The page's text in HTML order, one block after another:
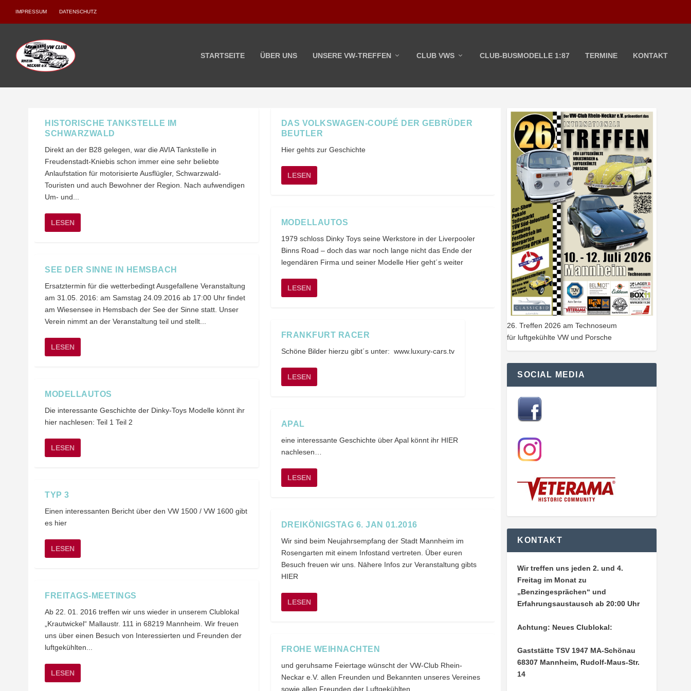
IMPRESSUM DATENSCHUTZ
STARTSEITE ÜBER UNS UNSERE VW-TREFFEN CLUB VWS CLUB-BUSMODELLE 1:87 TERMINE KONTAKT
HISTORISCHE TANKSTELLE IM
SCHWARZWALD
Direkt an der B28 gelegen, war die AVIA Tankstelle in
Freudenstadt-Kniebis schon immer eine sehr beliebte
Anlaufstation für motorisierte Ausflügler, Schwarzwald-
Touristen und auch Bewohner der Region. Nach aufwendigen
Um- und...
LESEN
SEE DER SINNE IN HEMSBACH
Ersatztermin für die wetterbedingt Ausgefallene Veranstaltung
am 31.05. 2016: am Samstag 24.09.2016 ab 17:00 Uhr findet
am Wiesensee in Hemsbach der See der Sinne statt. Unser
Verein nimmt an der Veranstaltung teil und stellt...
LESEN
MODELLAUTOS
Die interessante Geschichte der Dinky-Toys Modelle könnt ihr
hier nachlesen: Teil 1 Teil 2
LESEN
TYP 3
Einen interessanten Bericht über den VW 1500 / VW 1600 gibt
es hier
LESEN
FREITAGS-MEETINGS
Ab 22. 01. 2016 treffen wir uns wieder in unserem Clublokal
„Krautwickel“ Mallaustr. 111 in 68219 Mannheim. Wir freuen
uns über einen Besuch von Interessierten und Freunden der
luftgekühlten...
LESEN
DAS VOLKSWAGEN-COUPÉ DER GEBRÜDER
BEUTLER
Hier gehts zur Geschichte
LESEN
MODELLAUTOS
1979 schloss Dinky Toys seine Werkstore in der Liverpooler
Binns Road – doch das war noch lange nicht das Ende der
legendären Firma und seiner Modelle Hier geht´s weiter
LESEN
FRANKFURT RACER
Schöne Bilder hierzu gibt´s unter: www.luxury-cars.tv
LESEN
APAL
eine interessante Geschichte über Apal könnt ihr HIER
nachlesen…
LESEN
DREIKÖNIGSTAG 6. JAN 01.2016
Wir sind beim Neujahrsempfang der Stadt Mannheim im
Rosengarten mit einem Infostand vertreten. Über euren
Besuch freuen wir uns. Nähere Infos zur Veranstaltung gibts
HIER
LESEN
FROHE WEIHNACHTEN
und geruhsame Feiertage wünscht der VW-Club Rhein-
Neckar e.V. allen Freunden und Bekannten unseres Vereines
sowie allen Freunden der Luftgekühlten
26. Treffen 2026 am Technoseum
für luftgekühlte VW und Porsche
SOCIAL MEDIA
KONTAKT
Wir treffen uns jeden 2. und 4.
Freitag im Monat zu
„Benzingesprächen“ und
Erfahrungsaustausch ab 20:00 Uhr
Achtung: Neues Clublokal:
Gaststätte TSV 1947 MA-Schönau
68307 Mannheim, Rudolf-Maus-Str.
14